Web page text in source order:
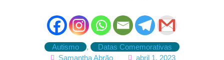
Autismo ,
Datas Comemorativas
Samantha Abrão
abril 1, 2023